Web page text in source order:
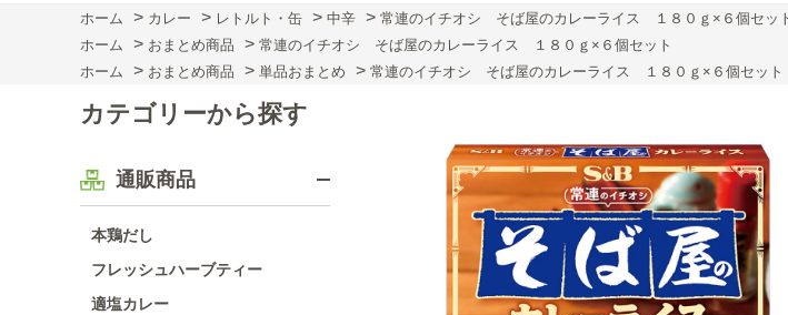
ホーム > カレー > レトルト・缶 > 中辛 > 常連のイチオシ そば屋のカレーライス １８０ｇ×６個セッ
ホーム
> おまとめ商品 > 常連のイチオシ そば屋のカレーライス １８０ｇ×６個セット
ホーム
> おまとめ商品 > 単品おまとめ > 常連のイチオシ そば屋のカレーライス １８０ｇ×６個セット
カテゴリーから探す
通販商品
本鶏だし
フレッシュハーブティー
適塩カレー